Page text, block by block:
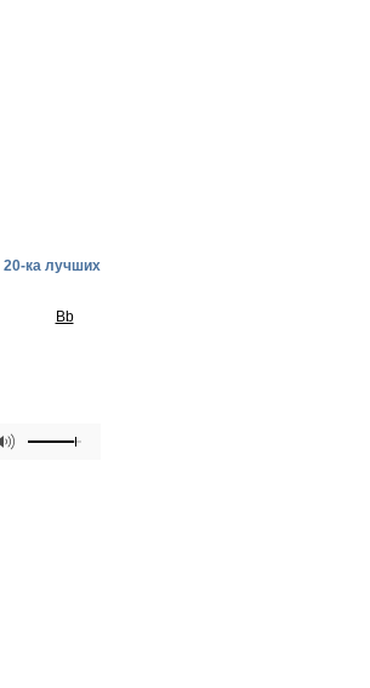
20-ка лучших
Bb